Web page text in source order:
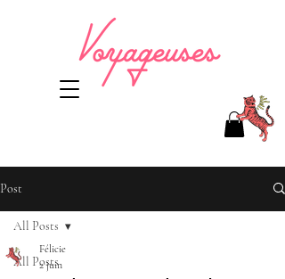
Post
All Posts
All Posts
Félicie
2 juin